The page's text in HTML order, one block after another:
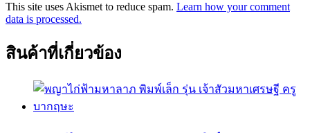
This site uses Akismet to reduce spam. Learn how your comment
data is processed.
สินค้าที่เกี่ยวข้อง